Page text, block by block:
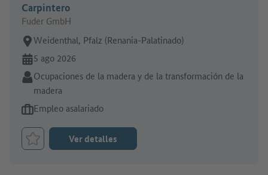
Carpintero
Fuder GmbH
Lugar de trabajo:
Weidenthal, Pfalz (Renania-Palatinado)
En línea desde:
5 ago 2026
Sector:
Ocupaciones de la madera y de la transformación de la
madera
Tipo de oferta de empleo:
Empleo asalariado
Marcar el trabajo como favorito
Ver detalles